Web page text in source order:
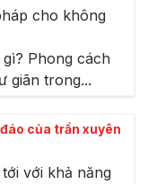
Phong cách
giãn trong...
của trần xuyên
với khả năng